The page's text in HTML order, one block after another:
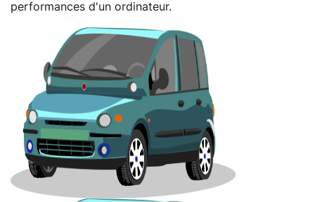
performances d'un ordinateur.